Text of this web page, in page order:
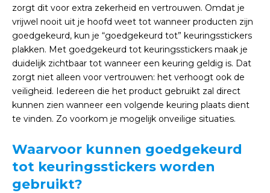
zorgt dit voor extra zekerheid en vertrouwen. Omdat je
vrijwel nooit uit je hoofd weet tot wanneer producten zijn
goedgekeurd, kun je “goedgekeurd tot” keuringsstickers
plakken. Met goedgekeurd tot keuringsstickers maak je
duidelijk zichtbaar tot wanneer een keuring geldig is. Dat
zorgt niet alleen voor vertrouwen: het verhoogt ook de
veiligheid. Iedereen die het product gebruikt zal direct
kunnen zien wanneer een volgende keuring plaats dient
te vinden. Zo voorkom je mogelijk onveilige situaties.
Waarvoor kunnen goedgekeurd
tot keuringsstickers worden
gebruikt?